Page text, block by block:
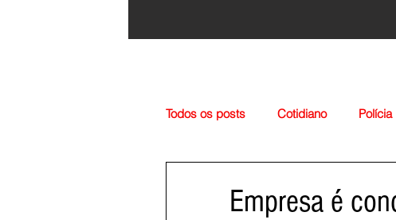
Todos os posts Cotidiano Polícia
Empresa é